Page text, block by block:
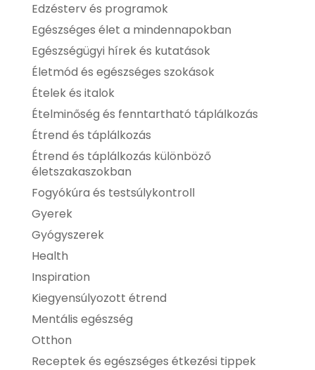
Edzésterv és programok
Egészséges élet a mindennapokban
Egészségügyi hírek és kutatások
Életmód és egészséges szokások
Ételek és italok
Ételminőség és fenntartható táplálkozás
Étrend és táplálkozás
Étrend és táplálkozás különböző
életszakaszokban
Fogyókúra és testsúlykontroll
Gyerek
Gyógyszerek
Health
Inspiration
Kiegyensúlyozott étrend
Mentális egészség
Otthon
Receptek és egészséges étkezési tippek